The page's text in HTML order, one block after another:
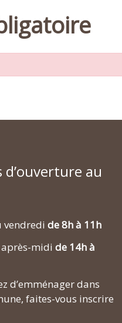
d’ouverture au
de 8h à 11h
midi de 14h à
d’emménager dans
faites-vous inscrire